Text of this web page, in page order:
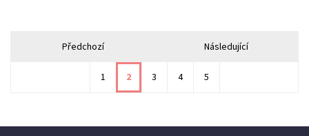
Předchozí Následující
1 2 3 4 5